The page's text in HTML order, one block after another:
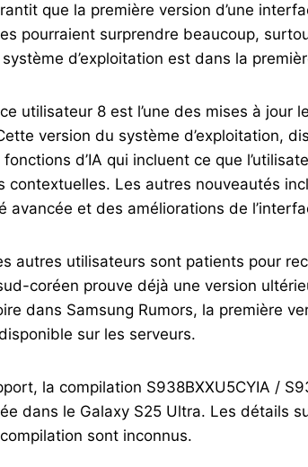
que la première version d’une
pourraient surprendre beaucoup,
d’exploitation est dans la
utilisateur 8 est l’une des mises à jour
version du système d’exploitation,
d’IA qui incluent ce que
contextuelles. Les autres nouveautés
avancée et des améliorations de
autres utilisateurs sont patients pour
coréen prouve déjà une version
dans Samsung Rumors, la première
sur les serveurs.
la compilation S938BXXU5CYIA /
dans le Galaxy S25 Ultra. Les détails
sont inconnus.